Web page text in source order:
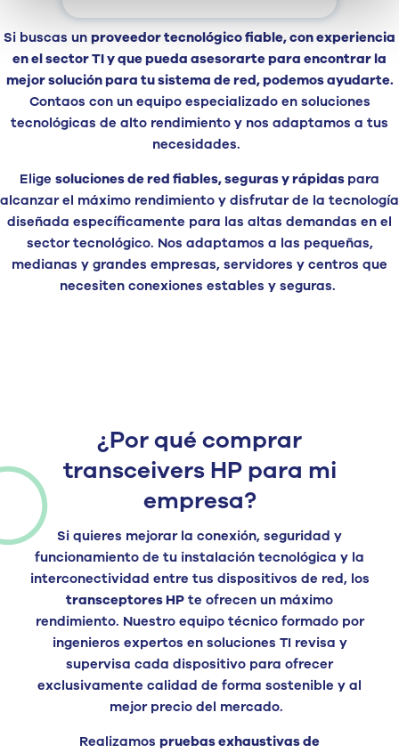
Si buscas un proveedor tecnológico fiable, con experiencia
en el sector TI y que pueda asesorarte para encontrar la
mejor solución para tu sistema de red, podemos ayudarte.
Contaos con un equipo especializado en soluciones
tecnológicas de alto rendimiento y nos adaptamos a tus
necesidades.
Elige soluciones de red fiables, seguras y rápidas para
alcanzar el máximo rendimiento y disfrutar de la tecnología
diseñada específicamente para las altas demandas en el
sector tecnológico. Nos adaptamos a las pequeñas,
medianas y grandes empresas, servidores y centros que
necesiten conexiones estables y seguras.
¿Por qué comprar
transceivers HP para mi
empresa?
Si quieres mejorar la conexión, seguridad y
funcionamiento de tu instalación tecnológica y la
interconectividad entre tus dispositivos de red, los
transceptores HP te ofrecen un máximo
rendimiento. Nuestro equipo técnico formado por
ingenieros expertos en soluciones TI revisa y
supervisa cada dispositivo para ofrecer
exclusivamente calidad de forma sostenible y al
mejor precio del mercado.
Realizamos pruebas exhaustivas de